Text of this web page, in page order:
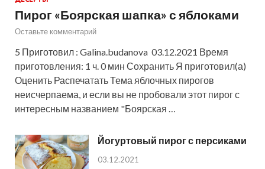
Пирог «Боярская шапка» с яблоками
Оставьте комментарий
5 Приготовил : Galina.budanova 03.12.2021 Время
приготовления: 1 ч. 0 мин Сохранить Я приготовил(а)
Оценить Распечатать Тема яблочных пирогов
неисчерпаема, и если вы не пробовали этот пирог с
интересным названием "Боярская …
Йогуртовый пирог с персиками
03.12.2021